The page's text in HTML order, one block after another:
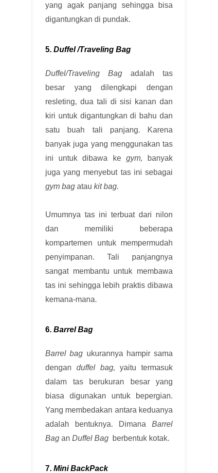
yang agak panjang sehingga bisa
digantungkan di pundak.
5. Duffel /Traveling Bag
Duffel/Traveling Bag adalah tas
besar yang dilengkapi dengan
resleting, dua tali di sisi kanan dan
kiri untuk digantungkan di bahu dan
satu buah tali panjang. Karena
banyak juga yang menggunakan tas
ini untuk dibawa ke gym,
banyak
juga yang menyebut tas ini sebagai
gym bag atau kit bag.
Umumnya tas ini terbuat dari nilon
dan memiliki beberapa
kompartemen untuk mempermudah
penyimpanan. Tali panjangnya
sangat membantu untuk membawa
tas ini sehingga lebih praktis dibawa
kemana-mana.
6. Barrel Bag
Barrel bag ukurannya hampir sama
dengan duffel bag,yaitu termasuk
dalam tas berukuran besar yang
biasa digunakan untuk bepergian.
Yang membedakan antara keduanya
adalah bentuknya. Dimana Barrel
Bag an Duffel Bag berbentuk kotak.
7. Mini BackPack